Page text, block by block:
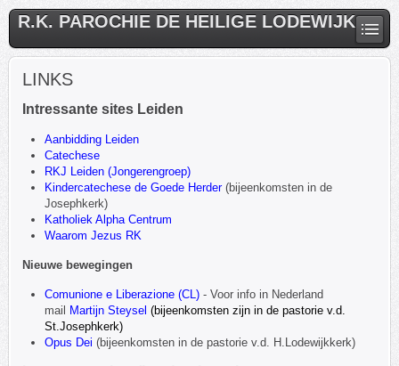
R.K. PAROCHIE DE HEILIGE LODEWIJK
LINKS
Intressante sites Leiden
Aanbidding Leiden
Catechese
RKJ Leiden (Jongerengroep)
Kindercatechese de Goede Herder(bijeenkomsten in de
Josephkerk)
Katholiek Alpha Centrum
Waarom Jezus RK
Nieuwe bewegingen
Comunione e Liberazione (CL) - Voor info in Nederland
mail
Martijn Steysel (bijeenkomsten zijn in de pastorie v.d.
St.Josephkerk)
Opus Dei (bijeenkomsten in de pastorie v.d. H.Lodewijkkerk)